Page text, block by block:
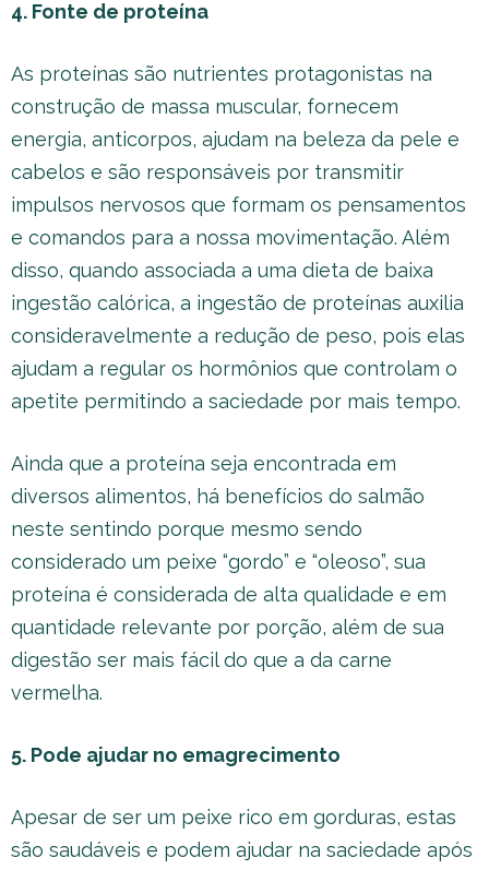
4. Fonte de proteína
As proteínas são nutrientes protagonistas na
construção de massa muscular, fornecem
energia, anticorpos, ajudam na beleza da pele e
cabelos e são responsáveis por transmitir
impulsos nervosos que formam os pensamentos
e comandos para a nossa movimentação. Além
disso, quando associada a uma dieta de baixa
ingestão calórica, a ingestão de proteínas auxilia
consideravelmente a redução de peso, pois elas
ajudam a regular os hormônios que controlam o
apetite permitindo a saciedade por mais tempo.
Ainda que a proteína seja encontrada em
diversos alimentos, há benefícios do salmão
neste sentindo porque mesmo sendo
considerado um peixe “gordo” e “oleoso”, sua
proteína é considerada de alta qualidade e em
quantidade relevante por porção, além de sua
digestão ser mais fácil do que a da carne
vermelha.
5. Pode ajudar no emagrecimento
Apesar de ser um peixe rico em gorduras, estas
são saudáveis e podem ajudar na saciedade após